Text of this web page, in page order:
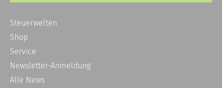
Steuerwelten
Shop
Service
Newsletter-Anmeldung
Alle News